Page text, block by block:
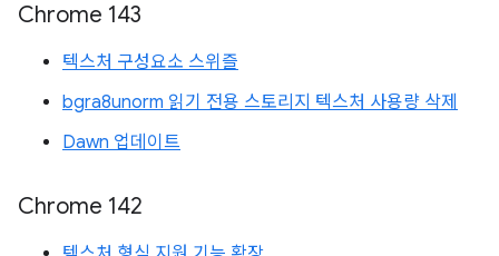
Chrome 143
텍스처 구성요소 스위즐
bgra8unorm 읽기 전용 스토리지 텍스처 사용량 삭제
Dawn 업데이트
Chrome 142